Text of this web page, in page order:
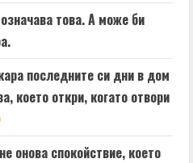
това. А може би
последните си дни в дом
което откри, когато отвори
онова спокойствие, което